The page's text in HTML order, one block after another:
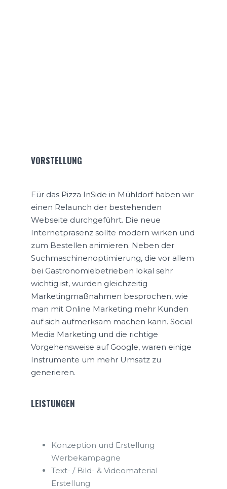
VORSTELLUNG
Für das Pizza InSide in Mühldorf haben wir
einen Relaunch der bestehenden
Webseite durchgeführt. Die neue
Internetpräsenz sollte modern wirken und
zum Bestellen animieren. Neben der
Suchmaschinenoptimierung, die vor allem
bei Gastronomiebetrieben lokal sehr
wichtig ist, wurden gleichzeitig
Marketingmaßnahmen besprochen, wie
man mit Online Marketing mehr Kunden
auf sich aufmerksam machen kann. Social
Media Marketing und die richtige
Vorgehensweise auf Google, waren einige
Instrumente um mehr Umsatz zu
generieren.
LEISTUNGEN
Konzeption und Erstellung
Werbekampagne
Text- / Bild- & Videomaterial
Erstellung